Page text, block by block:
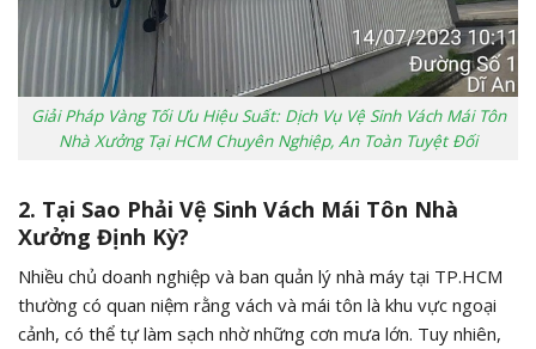
Giải Pháp Vàng Tối Ưu Hiệu Suất: Dịch Vụ Vệ Sinh Vách Mái Tôn
Nhà Xưởng Tại HCM Chuyên Nghiệp, An Toàn Tuyệt Đối
2. Tại Sao Phải Vệ Sinh Vách Mái Tôn Nhà
Xưởng Định Kỳ?
Nhiều chủ doanh nghiệp và ban quản lý nhà máy tại TP.HCM
thường có quan niệm rằng vách và mái tôn là khu vực ngoại
cảnh, có thể tự làm sạch nhờ những cơn mưa lớn. Tuy nhiên,